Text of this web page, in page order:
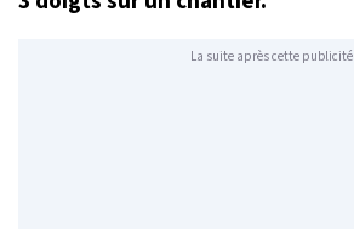
La suite après cette publicité